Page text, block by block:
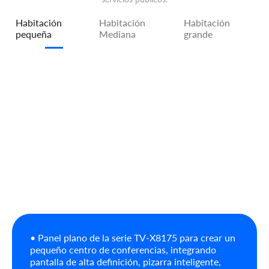
Habitación
pequeña
Habitación
Mediana
Habitación
grande
• Panel plano de la serie TV-X8175 para crear un
pequeño centro de conferencias, integrando
pantalla de alta definición, pizarra inteligente,